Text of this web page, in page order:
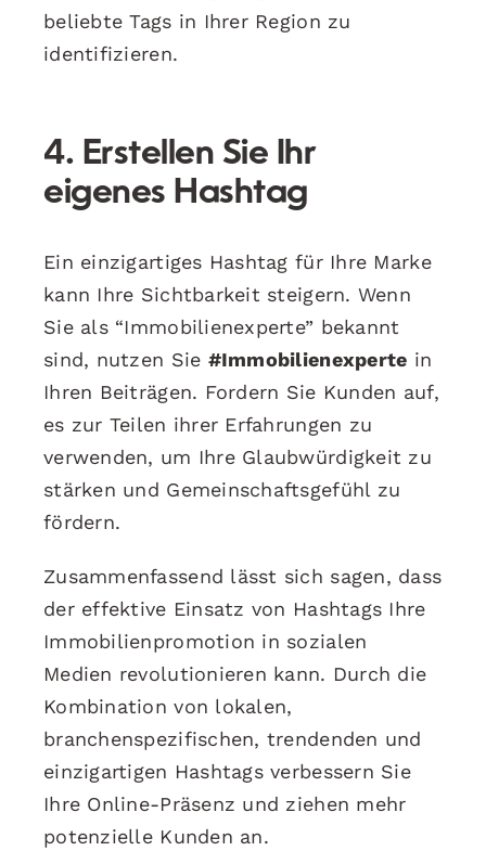
beliebte Tags in Ihrer Region zu
identifizieren.
4. Erstellen Sie Ihr
eigenes Hashtag
Ein einzigartiges Hashtag für Ihre Marke
kann Ihre Sichtbarkeit steigern. Wenn
Sie als “Immobilienexperte” bekannt
sind, nutzen Sie #Immobilienexperte in
Ihren Beiträgen. Fordern Sie Kunden auf,
es zur Teilen ihrer Erfahrungen zu
verwenden, um Ihre Glaubwürdigkeit zu
stärken und Gemeinschaftsgefühl zu
fördern.
Zusammenfassend lässt sich sagen, dass
der effektive Einsatz von Hashtags Ihre
Immobilienpromotion in sozialen
Medien revolutionieren kann. Durch die
Kombination von lokalen,
branchenspezifischen, trendenden und
einzigartigen Hashtags verbessern Sie
Ihre Online-Präsenz und ziehen mehr
potenzielle Kunden an.